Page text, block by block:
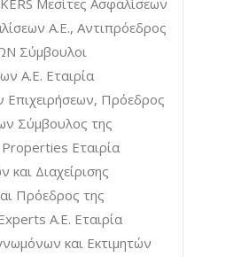
Μεσίτες Ασφαλίσεων
Α.Ε., Αντιπρόεδρος
Σύμβουλοι
A.Ε. Εταιρία
Επιχειρήσεων, Πρόεδρος
Σύμβουλος της
Εταιρία
και Διαχείρισης
Πρόεδρος της
A.Ε. Εταιρία
και Εκτιμητών